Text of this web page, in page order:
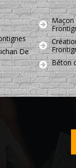
De
Maçon
Béton